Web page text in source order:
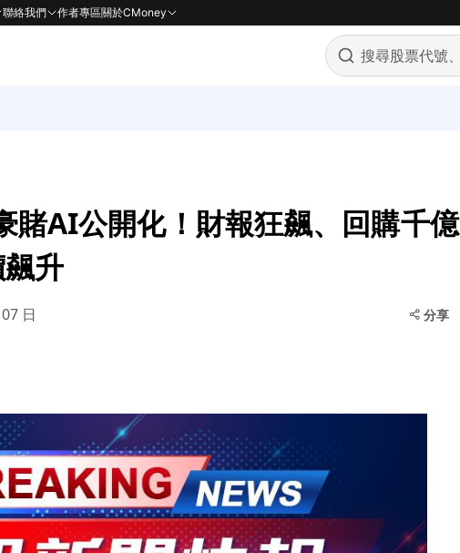
聯絡我們 作者專區關於CMoney
AI公開化！財報狂飆、回購千億
升
日 分享